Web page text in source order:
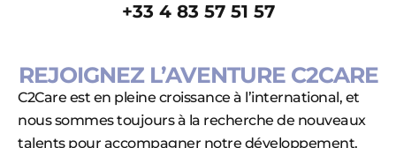
+33 4 83 57 51 57
REJOIGNEZ L’AVENTURE C2CARE
C2Care est en pleine croissance à l’international, et
nous sommes toujours à la recherche de nouveaux
talents pour accompagner notre développement.